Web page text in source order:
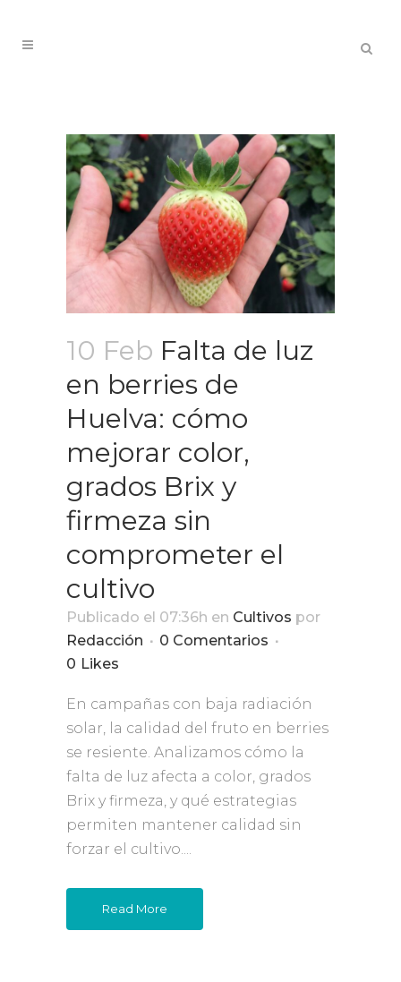
10 Feb Falta de luz
en berries de
Huelva: cómo
mejorar color,
grados Brix y
firmeza sin
comprometer el
cultivo
Publicado el 07:36h en Cultivos por
Redacción
0 Comentarios
0 Likes
En campañas con baja radiación
solar, la calidad del fruto en berries
se resiente. Analizamos cómo la
falta de luz afecta a color, grados
Brix y firmeza, y qué estrategias
permiten mantener calidad sin
forzar el cultivo....
Read More